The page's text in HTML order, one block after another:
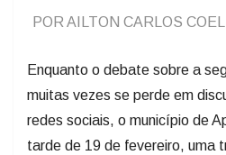
POR AILTON CARLOS
Enquanto o debate sobre a
muitas vezes se perde em
redes sociais, o município de
tarde de 19 de fevereiro, uma